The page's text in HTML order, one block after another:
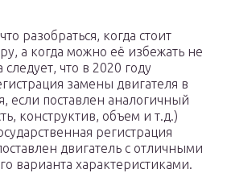
разобраться, когда стоит
а когда можно её избежать не
что в 2020 году
замены двигателя в
если поставлен аналогичный
конструктив, объем и т.д.)
регистрация
двигатель с отличными
варианта характеристиками.